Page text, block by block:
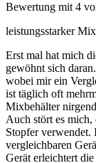
Bewertung mit 4
leistungsstarker
Erst mal hat mich
gewöhnt sich
wobei mir ein
ist täglich oft
Mixbehälter
Auch stört es mich,
Stopfer verwendet.
vergleichbaren
Gerät erleichtert